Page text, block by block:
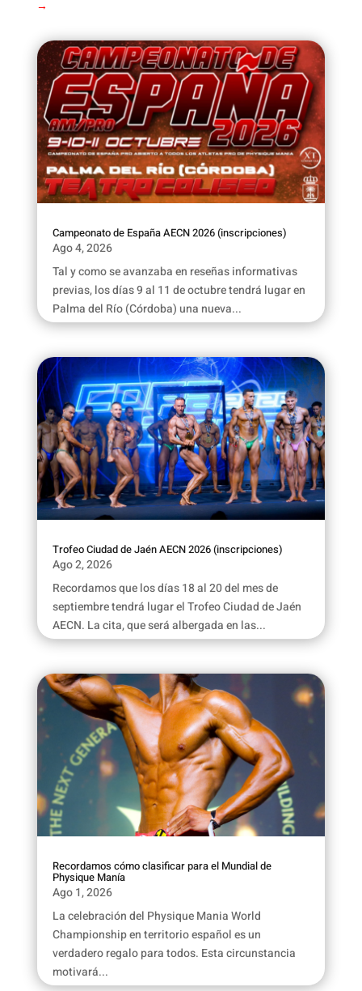
→
Campeonato de España AECN 2026 (inscripciones)
Ago 4, 2026
Tal y como se avanzaba en reseñas informativas
previas, los días 9 al 11 de octubre tendrá lugar en
Palma del Río (Córdoba) una nueva...
Trofeo Ciudad de Jaén AECN 2026 (inscripciones)
Ago 2, 2026
Recordamos que los días 18 al 20 del mes de
septiembre tendrá lugar el Trofeo Ciudad de Jaén
AECN. La cita, que será albergada en las...
Recordamos cómo clasificar para el Mundial de
Physique Manía
Ago 1, 2026
La celebración del Physique Mania World
Championship en territorio español es un
verdadero regalo para todos. Esta circunstancia
motivará...